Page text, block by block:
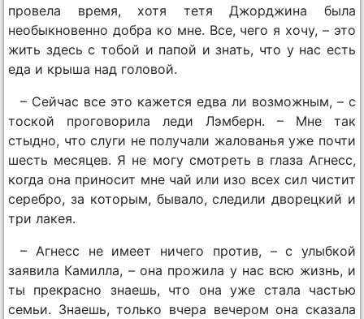
провела время, хотя тетя Джорджина была
необыкновенно добра ко мне. Все, чего я хочу, – это
жить здесь с тобой и папой и знать, что у нас есть
еда и крыша над головой.
– Сейчас все это кажется едва ли возможным, – с
тоской проговорила леди Лэмберн. – Мне так
стыдно, что слуги не получали жалованья уже почти
шесть месяцев. Я не могу смотреть в глаза Агнесс,
когда она приносит мне чай или изо всех сил чистит
серебро, за которым, бывало, следили дворецкий и
три лакея.
– Агнесс не имеет ничего против, – с улыбкой
заявила Камилла, – она прожила у нас всю жизнь, и
ты прекрасно знаешь, что она уже стала частью
семьи. Знаешь, только вчера вечером она сказала